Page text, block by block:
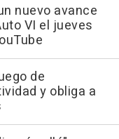
nuevo avance
VI el jueves
de
y obliga a